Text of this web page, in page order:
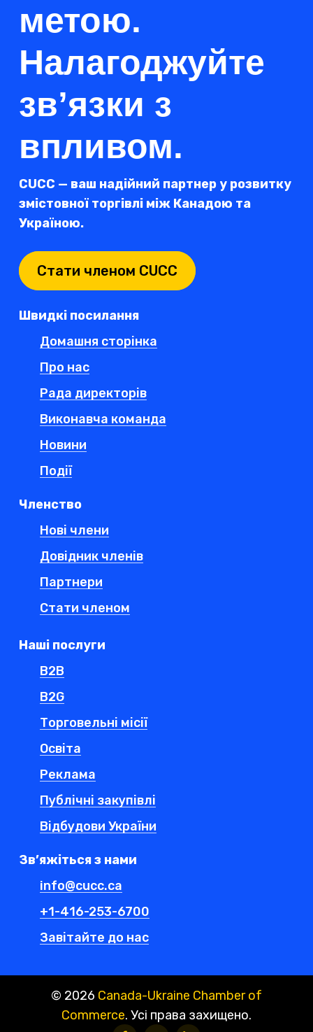
метою.
Налагоджуйте
зв’язки з
впливом.
CUCC — ваш надійний партнер у розвитку
змістовної торгівлі між Канадою та
Україною.
Стати членом CUCC
Швидкі посилання
Домашня сторінка
Про нас
Рада директорів
Виконавча команда
Новини
Події
Членство
Нові члени
Довідник членів
Партнери
Стати членом
Наші послуги
B2B
B2G
Торговельні місії
Освіта
Реклама
Публічні закупівлі
Відбудови України
Зв’яжіться з нами
info@cucc.ca
+1-416-253-6700
Завітайте до нас
© 2026 Canada-Ukraine Chamber of
Commerce. Усі права захищено.